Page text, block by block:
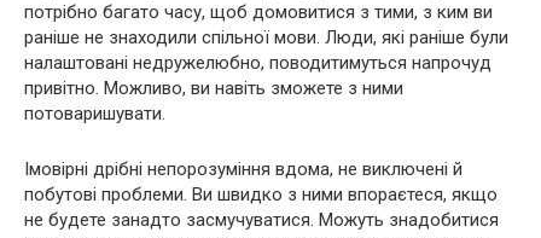
потрібно багато часу, щоб домовитися з тими, з ким ви
раніше не знаходили спільної мови. Люди, які раніше були
налаштовані недружелюбно, поводитимуться напрочуд
привітно. Можливо, ви навіть зможете з ними
потоваришувати.
Імовірні дрібні непорозуміння вдома, не виключені й
побутові проблеми. Ви швидко з ними впораєтеся, якщо
не будете занадто засмучуватися. Можуть знадобитися